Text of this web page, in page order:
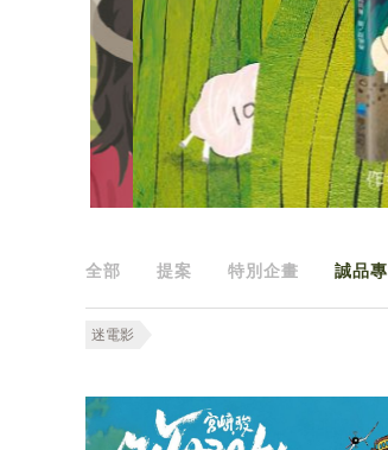
全部 提案 特別企畫 誠品
迷電影